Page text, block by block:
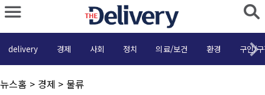
delivery 경제 사회 정치 의료/보건 환경 구인/
채
널
뉴스홈 > 경제 > 물류